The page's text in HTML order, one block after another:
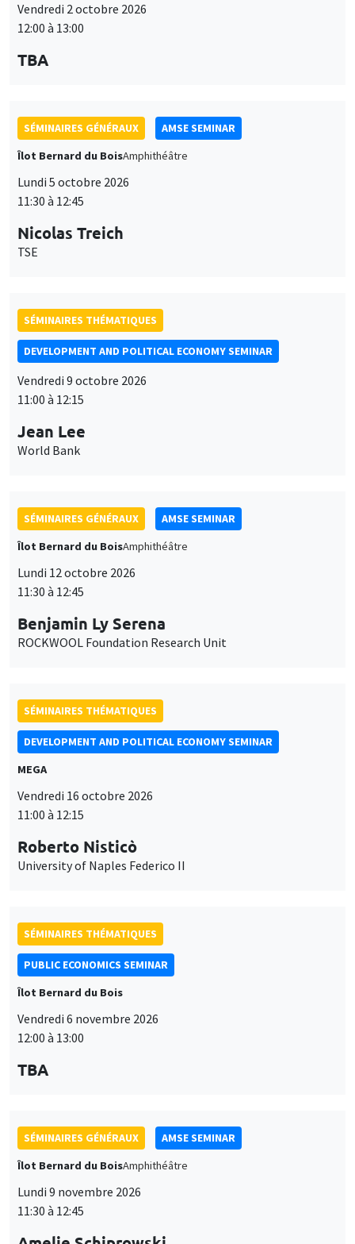
TBA
Îlot Bernard du BoisAmphithéâtre
Lundi 5 octobre 2026
11:30 à 12:45
Nicolas Treich
TSE
DEVELOPMENT AND POLITICAL ECONOMY SEMINAR
Vendredi 9 octobre 2026
11:00 à 12:15
Jean Lee
World Bank
Îlot Bernard du BoisAmphithéâtre
Lundi 12 octobre 2026
11:30 à 12:45
Benjamin Ly Serena
ROCKWOOL Foundation Research Unit
DEVELOPMENT AND POLITICAL ECONOMY SEMINAR
MEGA
Vendredi 16 octobre 2026
11:00 à 12:15
Roberto Nisticò
University of Naples Federico II
PUBLIC ECONOMICS SEMINAR
Îlot Bernard du Bois
Vendredi 6 novembre 2026
12:00 à 13:00
TBA
Îlot Bernard du BoisAmphithéâtre
Lundi 9 novembre 2026
11:30 à 12:45
Amelie Schiprowski
University of Bonn
des
personnelles
et
des
cookies
Ce site utilise des cookies et des services tiers pour garantir son bon
contenus multimédias. Vous êtes libre d’accepter, de refuser ou de
politique de confidentialité.
Personnaliser